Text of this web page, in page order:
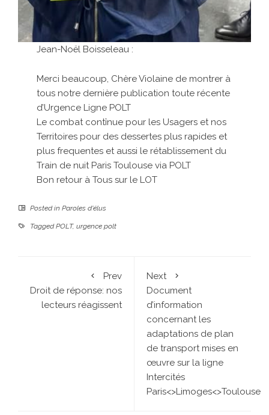
Jean-Noël Boisseleau :
Merci beaucoup, Chère Violaine de montrer à
tous notre dernière publication toute récente
d’Urgence Ligne POLT
Le combat contînue pour les Usagers et nos
Territoires pour des dessertes plus rapides et
plus frequentes et aussi le rétablissement du
Train de nuit Paris Toulouse via POLT
Bon retour à Tous sur le LOT
Posted in Paroles d'élus
TaggedPOLT, urgence polt
Prev
Droit de réponse: nos
lecteurs réagissent
Next
Document
d’information
concernant les
adaptations de plan
de transport mises en
œuvre sur la ligne
Intercités
Paris<>Limoges<>Toulouse